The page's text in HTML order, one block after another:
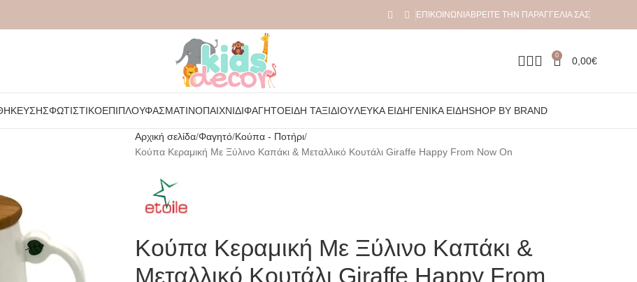
ΕΠΙΚΟΙΝΩΝΊΑΒΡΕΊΤΕ ΤΗΝ ΠΑΡΑΓΓΕΛΊΑ ΣΑΣ
0 0,00€
ΦΩΤΙΣΤΙΚΌΈΠΙΠΛΟΥΦΑΣΜΆΤΙΝΟΠΑΙΧΝΊΔΙΦΑΓΗΤΌΕΊΔΗ ΤΑΞΙΔΙΟΎΛΕΥΚΆ ΕΊΔΗΓΕΝΙΚΆ ΕΊΔΗSHOP BY BRAND
Αρχική σελίδα Φαγητό Κούπα - Ποτήρι
Κούπα Κεραμική Με Ξύλινο Καπάκι & Μεταλλικό Κουτάλι Giraffe Happy From Now On
Κούπα Κεραμική Με Ξύλινο Καπάκι &
Μεταλλικό Κουτάλι Giraffe Happy From